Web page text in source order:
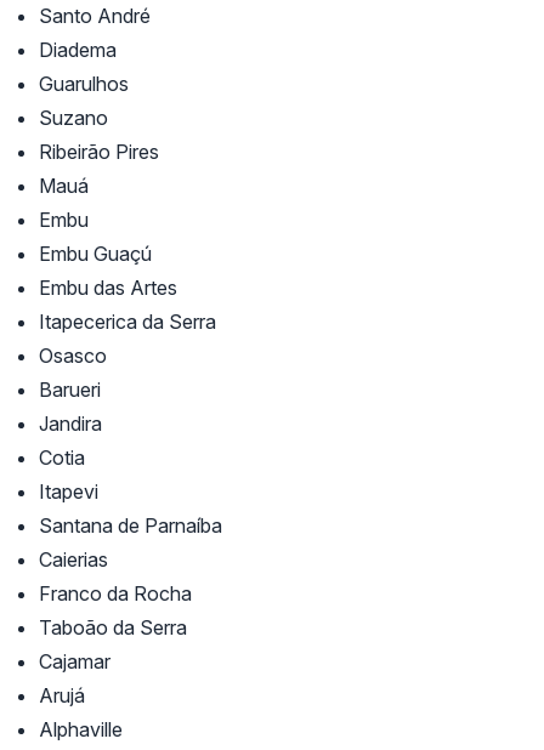
Santo André
Diadema
Guarulhos
Suzano
Ribeirão Pires
Mauá
Embu
Embu Guaçú
Embu das Artes
Itapecerica da Serra
Osasco
Barueri
Jandira
Cotia
Itapevi
Santana de Parnaíba
Caierias
Franco da Rocha
Taboão da Serra
Cajamar
Arujá
Alphaville